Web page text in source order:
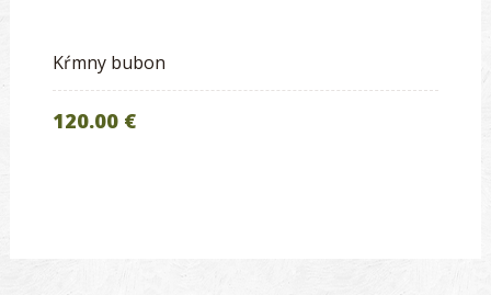
Kŕmny bubon
120.00 €